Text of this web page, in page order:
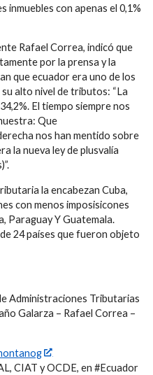
con apenas el 0,1%
Rafael Correa, indicó que
por la prensa y la
que ecuador era uno de los
alto nivel de tributos: “La
El tiempo siempre nos
Que
nos han mentido sobre
la nueva ley de plusvalía
la encabezan Cuba,
con menos imposisicones
Paraguay Y Guatemala.
24 países que fueron objeto
Administraciones Tributarias
Galarza – Rafael Correa –
CIAT y OCDE, en #Ecuador